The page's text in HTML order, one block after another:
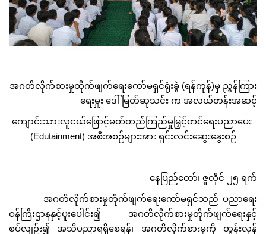
အဂတိလိုက်စားမှုတိုက်ဖျက်ရေးကော်မရှင်ရုံးခွဲ (ရန်ကုန်)မှ ညွှန်ကြား
ရေးမှူး ဒေါ်မြတ်ဆုသင်း က အလယ်တန်းအဆင့်
ကျောင်းသားလူငယ်ဖြောင့်မတ်တည်ကြည်မှုမြှင့်တင်ရေးပညာပေး
(Edutainment) အစီအစဉ်များအား ရှင်းလင်းဆွေးနွေးစဉ်
နေပြည်တော်၊ ဇူလိုင် ၂၅ ရက်
အဂတိလိုက်စားမှုတိုက်ဖျက်ရေးကော်မရှင်သည် ပညာရေး
ဝန်ကြီးဌာနနှင့်ပူးပေါင်း၍ အဂတိလိုက်စားမှုတိုက်ဖျက်ရေးနှင့်
စပ်လျဉ်း၍ အသိပညာရရှိစေရန်၊ အဂတိလိုက်စားမှုကို တွန်းလှန်